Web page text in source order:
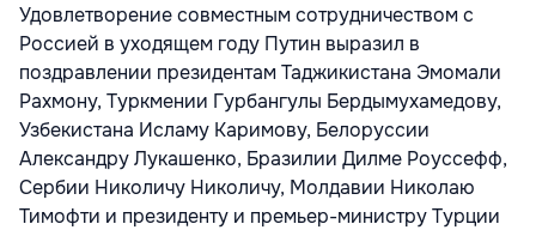
Удовлетворение совместным сотрудничеством с
Россией в уходящем году Путин выразил в
поздравлении президентам Таджикистана Эмомали
Рахмону, Туркмении Гурбангулы Бердымухамедову,
Узбекистана Исламу Каримову, Белоруссии
Александру Лукашенко, Бразилии Дилме Роуссефф,
Сербии Николичу Николичу, Молдавии Николаю
Тимофти и президенту и премьер-министру Турции